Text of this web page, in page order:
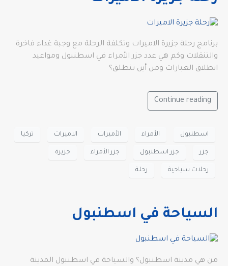
برنامج رحلة جزيرة الاميرات وتكلفة الرحلة مع وجبة غداء فاخرة
والتنقلات وكم هي عدد جزر الأمراء في اسطنبول ومواعيد
انطلاق العبارات ومن أين تنطلق؟
Continue reading
اسطنبول الأمراء الأميرات الاميرات تركيا
جزر جزر اسطنبول جزر الأمراء جزيرة
رحلات سياحية رحلة
السياحة في اسطنبول
من هي مدينة اسطنبول؟ والسياحة في اسطنبول المدينة